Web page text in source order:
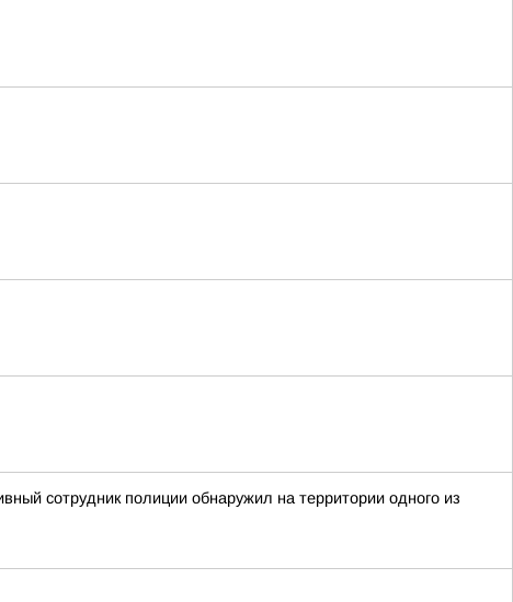
сотрудник полиции обнаружил на территории одного из